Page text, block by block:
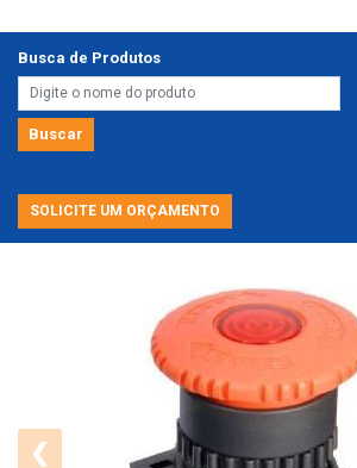
Busca de Produtos
Buscar
SOLICITE UM ORÇAMENTO
❮